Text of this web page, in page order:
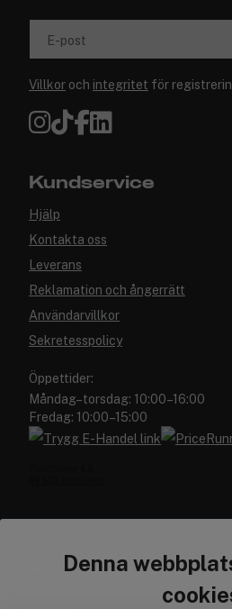
Denna
E-post
Villkor och integritet för
Kundservice
Hjälp
Kontakta oss
Leverans
Reklamation och ångerrätt
Användarvillkor
Sekretesspolicy
Öppettider:
Måndag–torsdag: 10:00–16:00
Fredag: 10:00–15:00
Cocopanda.se